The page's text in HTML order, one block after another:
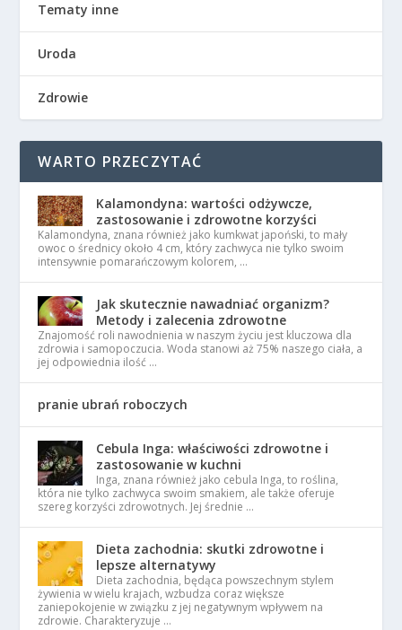
Tematy inne
Uroda
Zdrowie
WARTO PRZECZYTAĆ
Kalamondyna: wartości odżywcze,
zastosowanie i zdrowotne korzyści
Kalamondyna, znana również jako kumkwat japoński, to mały
owoc o średnicy około 4 cm, który zachwyca nie tylko swoim
intensywnie pomarańczowym kolorem, …
Jak skutecznie nawadniać organizm?
Metody i zalecenia zdrowotne
Znajomość roli nawodnienia w naszym życiu jest kluczowa dla
zdrowia i samopoczucia. Woda stanowi aż 75% naszego ciała, a
jej odpowiednia ilość …
pranie ubrań roboczych
Cebula Inga: właściwości zdrowotne i
zastosowanie w kuchni
Inga, znana również jako cebula Inga, to roślina,
która nie tylko zachwyca swoim smakiem, ale także oferuje
szereg korzyści zdrowotnych. Jej średnie …
Dieta zachodnia: skutki zdrowotne i
lepsze alternatywy
Dieta zachodnia, będąca powszechnym stylem
żywienia w wielu krajach, wzbudza coraz większe
zaniepokojenie w związku z jej negatywnym wpływem na
zdrowie. Charakteryzuje …